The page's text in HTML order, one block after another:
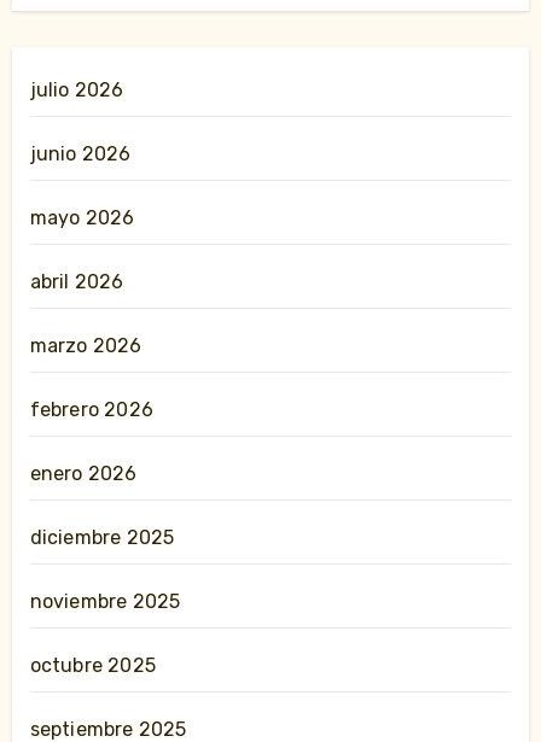
julio 2026
junio 2026
mayo 2026
abril 2026
marzo 2026
febrero 2026
enero 2026
diciembre 2025
noviembre 2025
octubre 2025
septiembre 2025